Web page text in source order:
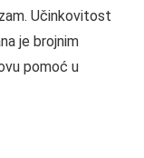
Učinkovitost
je brojnim
pomoć u